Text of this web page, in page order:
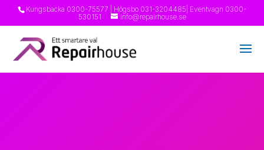
Kungsbacka 0300-75577 | Högsbo 031-3204485 | Eventvagn 0300-
530151
info@repairhouse.se